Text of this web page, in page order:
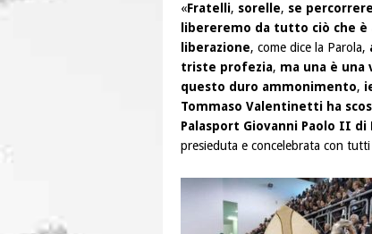
«Fratelli, sorelle, se
libereremo da tutto ciò che è
liberazione, come dice la Parola,
triste profezia, ma una è
questo duro ammonimento,
Tommaso Valentinetti ha
Palasport Giovanni Paolo II di
presieduta e concelebrata con